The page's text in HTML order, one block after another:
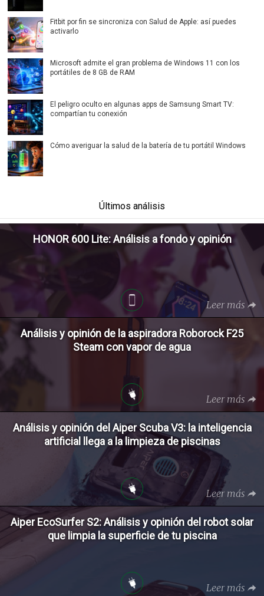
Fitbit por fin se sincroniza con Salud de Apple: así puedes
activarlo
Microsoft admite el gran problema de Windows 11 con los
portátiles de 8 GB de RAM
El peligro oculto en algunas apps de Samsung Smart TV:
compartían tu conexión
Cómo averiguar la salud de la batería de tu portátil Windows
Últimos análisis
HONOR 600 Lite: Análisis a fondo y opinión
Leer más
Análisis y opinión de la aspiradora Roborock F25
Steam con vapor de agua
Leer más
Análisis y opinión del Aiper Scuba V3: la inteligencia
artificial llega a la limpieza de piscinas
Leer más
Aiper EcoSurfer S2: Análisis y opinión del robot solar
que limpia la superficie de tu piscina
Leer más